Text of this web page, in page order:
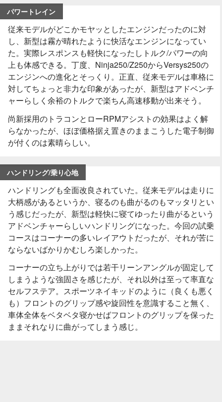
パワートレイン
従来モデルがどこかモヤッとしたエンジンだったのに対
し、新型は霧が晴れたように快活なエンジンになってい
た。実際レスポンスも軽快になったしトルク/パワーの向
上も体感できる。丁度、Ninja250/Z250からVersys250の
エンジンへの進化とそっくり。正直、従来モデルは車格に
対してちょっと非力な印象があったが、新型はアドベンチ
ャーらしく余裕のトルクで楽ちん高速移動が出来そう。
尚新採用のトラコンとローRPMアシストの効果はよく解
らなかったが、ほぼ価格据え置きのままこうした電子制御
が付くのは素晴らしい。
ハンドリング/乗り心地
ハンドリングも全面改良されていた。従来モデルは走りに
大柄感があるというか、寝るのも曲がるのもマッタリとい
う感じだったが、新型は軽快に寝てゆったり曲がるという
アドベンチャーらしいハンドリングになった。今回の試乗
コースはコーナーの多いレイアウトだったが、それが苦に
ならないばかりかむしろ楽しかった。
コーナーの立ち上がりでは若干リーンアングルが固定して
しまうような強固さを感じたが、それ以外は至って率直な
セルフステア。スポーツネイキッドのように（良くも悪く
も）フロントのグリップ感や旋回性を意識すること無く、
車体全体をベタベタ寝かせばフロントのグリップを保った
ままそれなりに曲がってしまう感じ。